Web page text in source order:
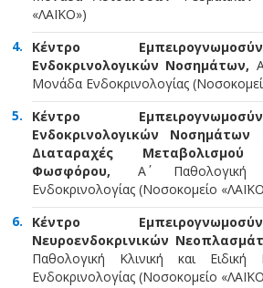
«ΛΑΪΚΟ»)
Κέντρο
Ενδοκρινολογικών Νοσημάτων,
Μονάδα Ενδοκρινολογίας
Κέντρο
Ενδοκρινολογικών Νοσημάτων
Διαταραχές
Φωσφόρου, Α΄
Ενδοκρινολογίας (Νοσοκομείο
Κέντρο
Νευροενδοκρινικών
Παθολογική Κλινική και
Ενδοκρινολογίας (Νοσοκομείο